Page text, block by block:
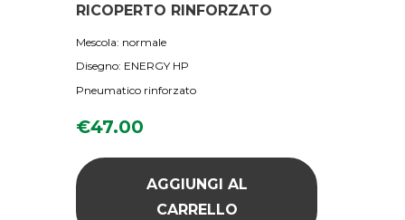
RICOPERTO RINFORZATO
Mescola: normale
Disegno: ENERGY HP
Pneumatico rinforzato
€47.00
AGGIUNGI AL
CARRELLO